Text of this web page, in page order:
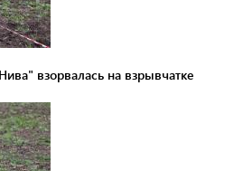
взорвалась на взрывчатке